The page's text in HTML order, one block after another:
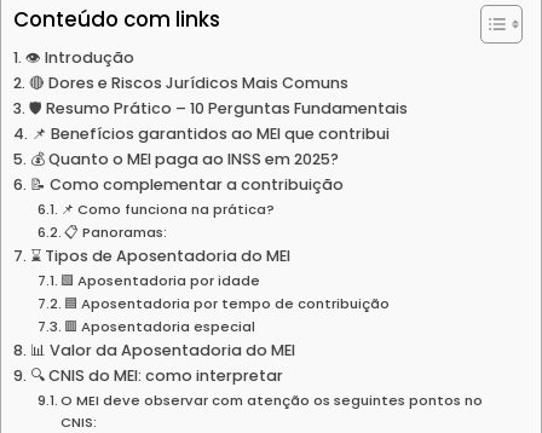
Conteúdo com links
👁️ Introdução
🔴 Dores e Riscos Jurídicos Mais Comuns
🛡️ Resumo Prático – 10 Perguntas Fundamentais
📌 Benefícios garantidos ao MEI que contribui
💰 Quanto o MEI paga ao INSS em 2025?
📝 Como complementar a contribuição
📌 Como funciona na prática?
📋 Panoramas:
⌛ Tipos de Aposentadoria do MEI
🟩 Aposentadoria por idade
🟦 Aposentadoria por tempo de contribuição
🟥 Aposentadoria especial
📊 Valor da Aposentadoria do MEI
🔍 CNIS do MEI: como interpretar
O MEI deve observar com atenção os seguintes pontos no
CNIS: